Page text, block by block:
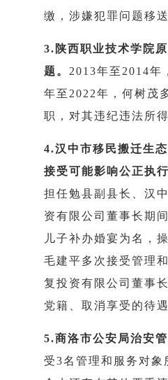
缴，涉嫌犯罪问题移
3.陕西职业技术学院
题。 2013年至2014年
年至2022年，何树茂
职，对其违纪违法所
4.汉中市移民搬迁生
接受可能影响公正执
担任勉县副县长、汉
资有限公司董事长期
儿子补办婚宴为名，
毛建平多次接受管理
复投资有限公司董事长
党籍、取消享受的待
5.商洛市公安局治安
受3名管理和服务对